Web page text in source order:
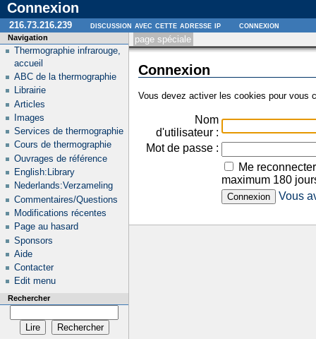
Connexion
page spéciale
Connexion
Vous devez activer les cookies pour vous
Nom
d'utilisateur :
Mot de passe :
Me
maximum 180
Vous
Navigation
Thermographie infrarouge,
accueil
ABC de la thermographie
Librairie
Articles
Images
Services de thermographie
Cours de thermographie
Ouvrages de référence
English:Library
Nederlands:Verzameling
Commentaires/Questions
Modifications récentes
Page au hasard
Sponsors
Aide
Contacter
Edit menu
Rechercher
216.73.216.239 discussion avec cette adresse ip connexion